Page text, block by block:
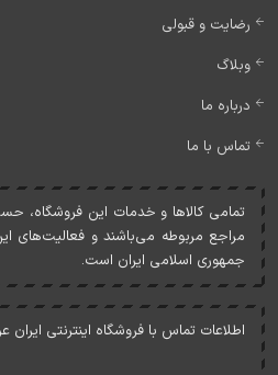
رضایت و قبولی
وبلاگ
درباره ما
تماس با ما
تمامی کالاها و خدمات اين فروشگاه،
مراجع مربوطه می‌باشند و فعاليت‌های
جمهوری اسلامی ايران است.
اطلاعات تماس با فروشگاه اینترنتی ایران